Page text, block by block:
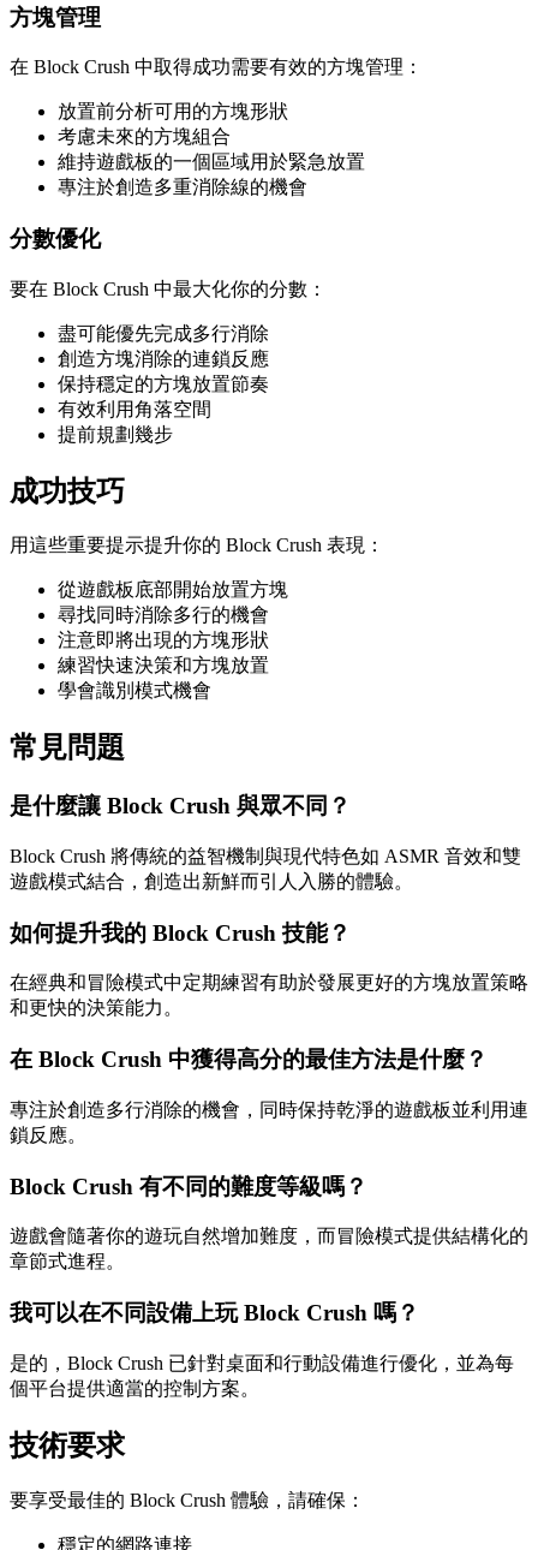
方塊管理
在 Block Crush 中取得成功需要有效的方塊管理：
放置前分析可用的方塊形狀
考慮未來的方塊組合
維持遊戲板的一個區域用於緊急放置
專注於創造多重消除線的機會
分數優化
要在 Block Crush 中最大化你的分數：
盡可能優先完成多行消除
創造方塊消除的連鎖反應
保持穩定的方塊放置節奏
有效利用角落空間
提前規劃幾步
成功技巧
用這些重要提示提升你的 Block Crush 表現：
從遊戲板底部開始放置方塊
尋找同時消除多行的機會
注意即將出現的方塊形狀
練習快速決策和方塊放置
學會識別模式機會
常見問題
是什麼讓 Block Crush 與眾不同？
Block Crush 將傳統的益智機制與現代特色如 ASMR 音效和雙
遊戲模式結合，創造出新鮮而引人入勝的體驗。
如何提升我的 Block Crush 技能？
在經典和冒險模式中定期練習有助於發展更好的方塊放置策略
和更快的決策能力。
在 Block Crush 中獲得高分的最佳方法是什麼？
專注於創造多行消除的機會，同時保持乾淨的遊戲板並利用連
鎖反應。
Block Crush 有不同的難度等級嗎？
遊戲會隨著你的遊玩自然增加難度，而冒險模式提供結構化的
章節式進程。
我可以在不同設備上玩 Block Crush 嗎？
是的，Block Crush 已針對桌面和行動設備進行優化，並為每
個平台提供適當的控制方案。
技術要求
要享受最佳的 Block Crush 體驗，請確保：
穩定的網路連接